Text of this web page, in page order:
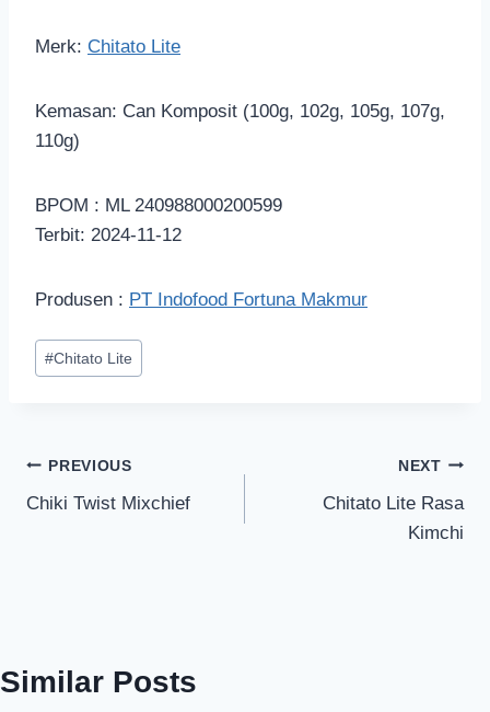
Merk: Chitato Lite
Kemasan: Can Komposit (100g, 102g, 105g, 107g,
110g)
BPOM : ML 240988000200599
Terbit: 2024-11-12
Produsen : PT Indofood Fortuna Makmur
#Chitato Lite
PREVIOUS
Chiki Twist Mixchief
NEXT
Chitato Lite Rasa
Kimchi
Similar Posts